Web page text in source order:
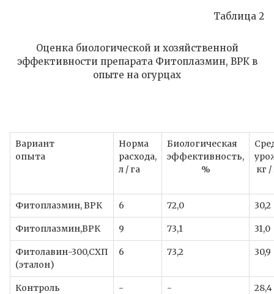
Таблица 2
Оценка биологической и хозяйственной
эффективности препарата Фитоплазмин, ВРК в
опыте на огурцах
Вариант
опыта
Норма
расхода,
л / га
Биологическая
эффективность,
%
кг
Фитоплазмин, ВРК 6 72,0 30,2
Фитоплазмин,ВРК 9 73,1 31,0
Фитолавин-300,СХП
(эталон)
6 73,2 30,9
Контроль - - 28,4